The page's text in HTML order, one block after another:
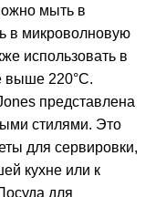
мыть в
в микроволновую
использовать в
выше 220°C.
представлена
стилями. Это
для сервировки,
кухне или к
для